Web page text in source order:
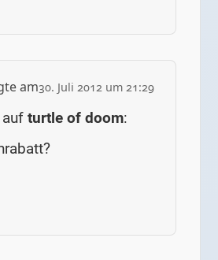
am30. Juli 2012 um 21:29
aufturtle of doom: